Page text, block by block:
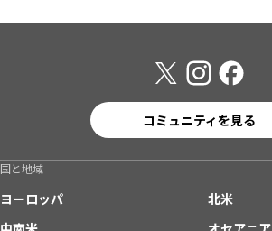
コミュニティを見る
国と地域
ヨーロッパ
北米